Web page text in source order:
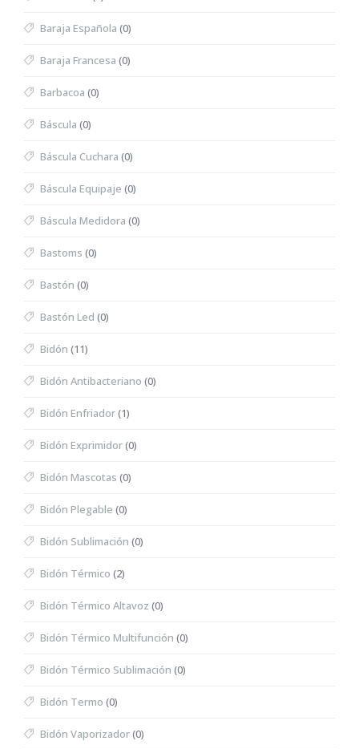
Baraja Española (0)
Baraja Francesa (0)
Barbacoa (0)
Báscula (0)
Báscula Cuchara (0)
Báscula Equipaje (0)
Báscula Medidora (0)
Bastoms (0)
Bastón (0)
Bastón Led (0)
Bidón (11)
Bidón Antibacteriano (0)
Bidón Enfriador(1)
Bidón Exprimidor(0)
Bidón Mascotas (0)
Bidón Plegable (0)
Bidón Sublimación (0)
Bidón Térmico (2)
Bidón Térmico Altavoz (0)
Bidón Térmico Multifunción (0)
Bidón Térmico Sublimación (0)
Bidón Termo (0)
Bidón Vaporizador(0)